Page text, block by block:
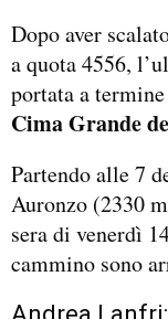
Dopo aver
a quota 4556,
portata a
Cima Grande
Partendo alle 7
Auronzo (2330
sera di venerdì
cammino sono
Andrea